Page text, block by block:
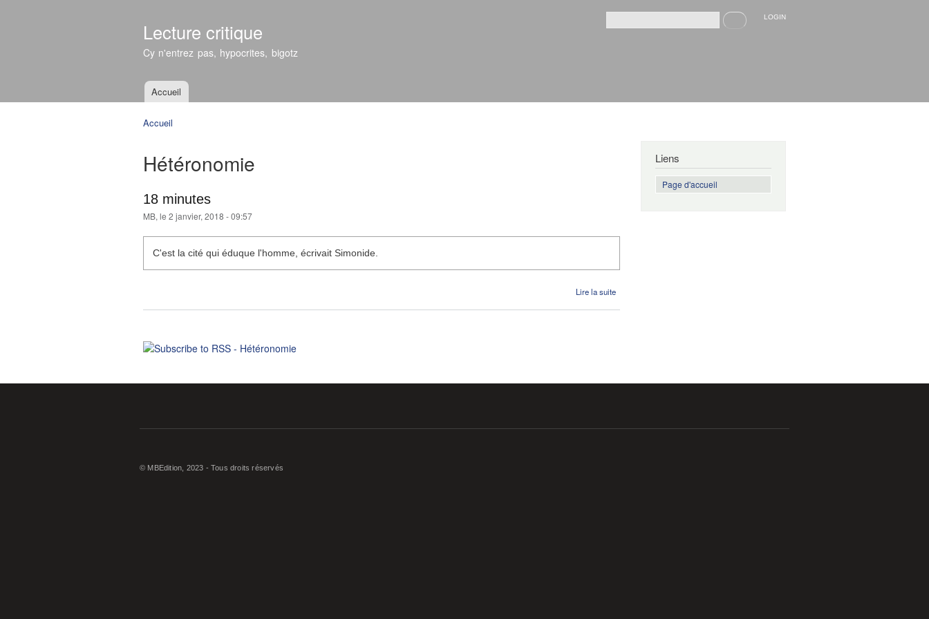
Lecture critique
Cy n'entrez pas, hypocrites, bigotz
Formulaire de recherche
Recherche LOGIN
Menu principal
Accueil
Accueil
Hétéronomie
18 minutes
MB, le 2 janvier, 2018 - 09:57
C'est la cité qui éduque l'homme, écrivait Simonide.
Lire la suite
Liens
Page d'accueil
© MBEdition, 2023 - Tous droits réservés